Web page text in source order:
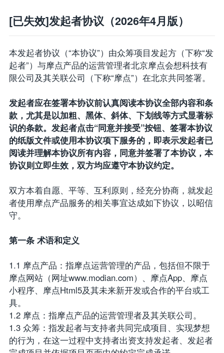
[已失效]发起者协议（2026年4月版）
本发起者协议（“本协议”）由众筹项目发起方（下称“发
起者”）与摩点产品的运营管理者北京摩点会想科技有
限公司及其关联公司（下称“摩点”）在北京共同签署。
发起者应在签署本协议前认真阅读本协议全部内容和条
款，尤其是以加粗、黑体、斜体、下划线等方式显著标
识的条款。发起者点击“同意并接受”按钮、签署本协议
的纸版文件或使用本协议项下服务的，即表示发起者已
阅读并理解本协议所有内容，同意并签署了本协议，本
协议则立即生效，双方均应遵守本协议约定。
双方本着自愿、平等、互利原则，经充分协商，就发起
者使用摩点产品服务的相关事宜达成如下协议，以昭信
守。
第一条 术语和定义
1.1 摩点产品：指摩点运营管理的产品，包括但不限于
摩点网站（网址www.modian.com）、摩点App、摩点
小程序、摩点Html5及其未来新开发或合作的平台或工
具。
1.2 摩点：指摩点产品的运营管理者及其关联公司。
1.3 众筹：指发起者与支持者共同完成项目、实现梦想
的行为，在这一过程中支持者出资支持发起者、发起者